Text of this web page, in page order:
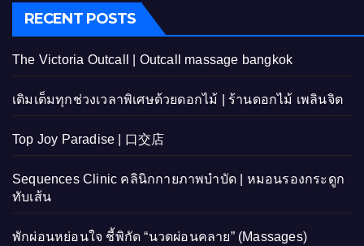
RECENT POSTS
The Victoria Outcall | Outcall massage bangkok
เติมเต็มทุกช่วงเวลาพิเศษด้วยดอกไม้ | ร้านดอกไม้ เพลินจิต
Top Joy Paradise | 口交店
Sequences Clinic คลินิกกายภาพบำบัด | หมอนรองกระดูก
ทับเส้น
พักผ่อนหย่อนใจ ชี้พิกัด “นวดผ่อนคลาย” (Massages)